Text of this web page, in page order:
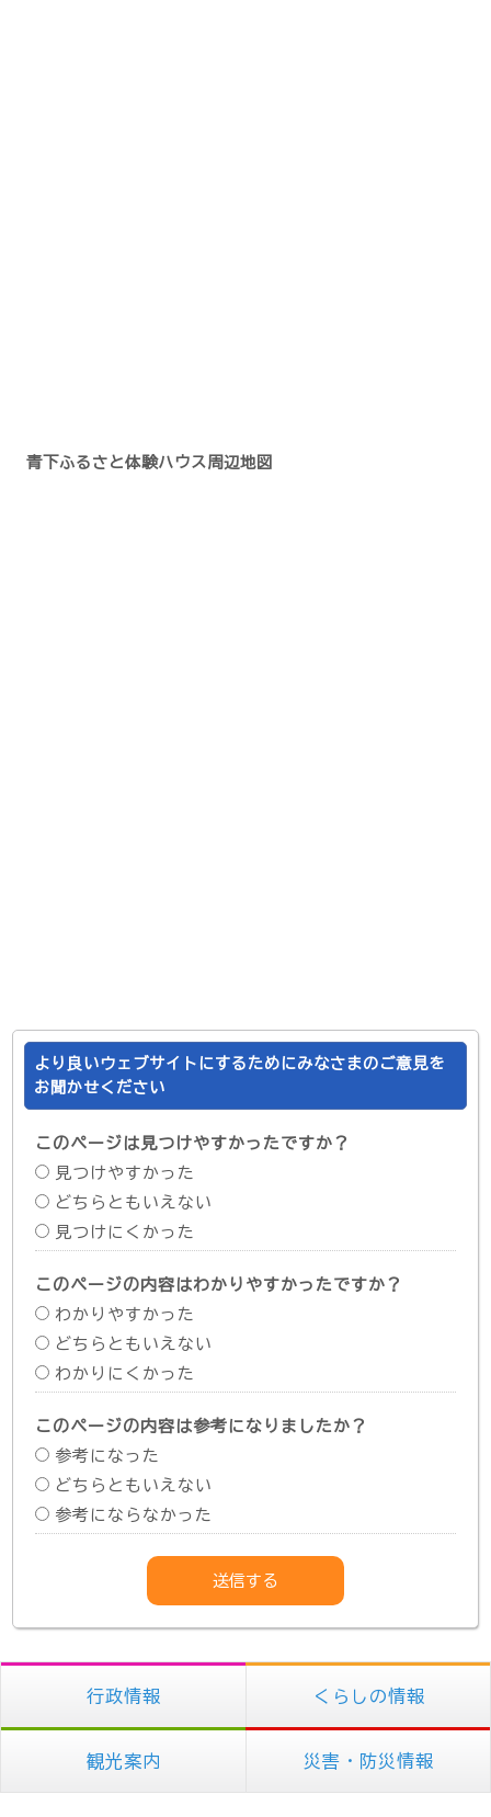
青下ふるさと体験ハウス周辺地図
より良いウェブサイトにするためにみなさまのご意見を
お聞かせください
このページは見つけやすかったですか？
見つけやすかった
どちらともいえない
見つけにくかった
このページの内容はわかりやすかったですか？
わかりやすかった
どちらともいえない
わかりにくかった
このページの内容は参考になりましたか？
参考になった
どちらともいえない
参考にならなかった
行政情報 くらしの情報
観光案内 災害・防災情報